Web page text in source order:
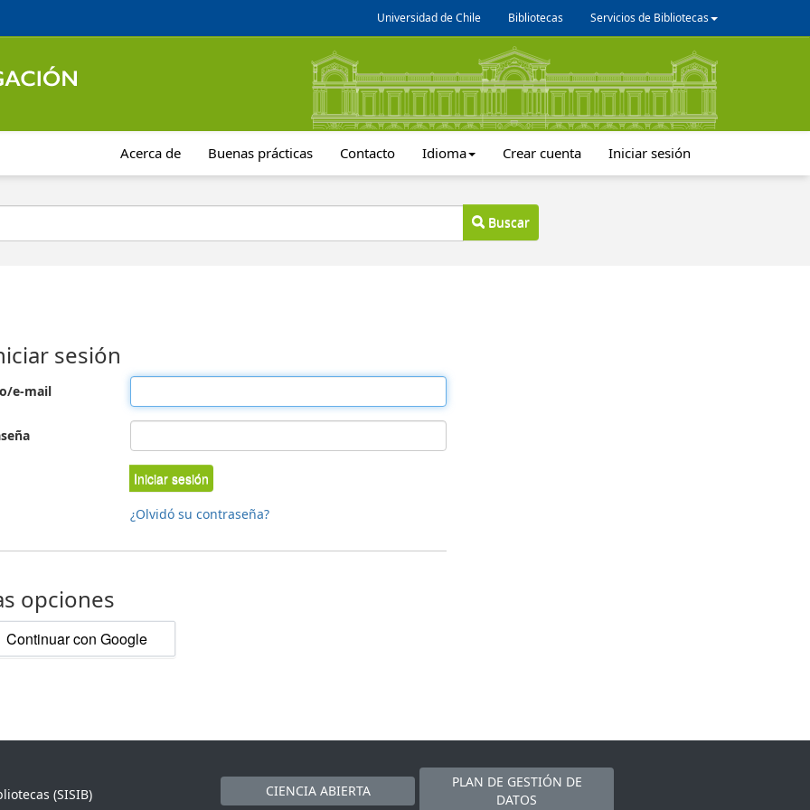
Universidad de Chile Bibliotecas Servicios de Bibliotecas
Acerca de Buenas prácticas Contacto Idioma Crear cuenta Iniciar sesión
Buscar
sesión
e-mail
Iniciar sesión
¿Olvidó su contraseña?
opciones
Continuar con Google
(SISIB)
CIENCIA ABIERTA
PLAN DE GESTIÓN DE
DATOS